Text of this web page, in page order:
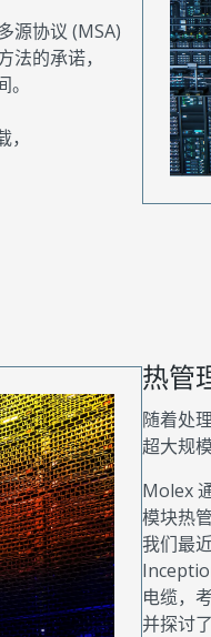
源协议 (MSA)
的承诺，
热管
随着处
超大规
Molex
模块热
我们最
电缆，
并探讨